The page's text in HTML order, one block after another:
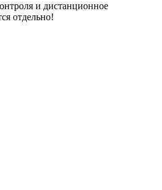
и дистанционное
отдельно!